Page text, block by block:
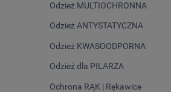
Odzież MULTIOCHRONNA
Odzież ANTYSTATYCZNA
Odzież KWASOODPORNA
Odzież dla PILARZA
Ochrona RĄK | Rękawice